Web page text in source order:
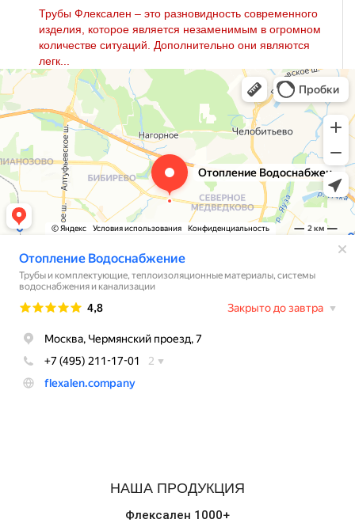
Трубы Флексален – это разновидность современного
изделия, которое является незаменимым в огромном
количестве ситуаций. Дополнительно они являются
легк...
НАША ПРОДУКЦИЯ
Флексален 1000+